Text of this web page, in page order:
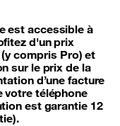
est accessible à
d'un prix
compris Pro) et
sur le prix de la
d’une facture
votre téléphone
est garantie 12